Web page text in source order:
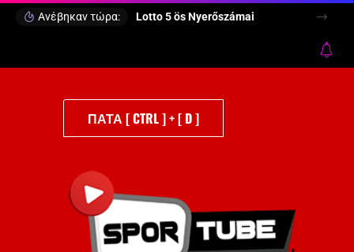
Ανέβηκαν τώρα: Lotto 5 ös Nyerőszámai
ΠΑΤΑ [ CTRL ] + [ D ]